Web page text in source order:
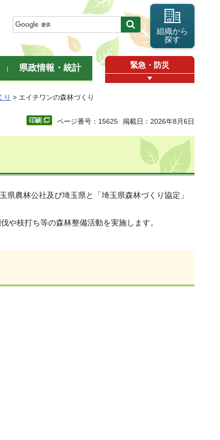
組織から
探す
県政情報・統計 緊急・防災
り > エイチワンの森林づくり
ページ番号：15625 掲載日：2026年8月6日
農林公社及び埼玉県と「埼玉県森林づくり協定」
や枝打ち等の森林整備活動を実施します。